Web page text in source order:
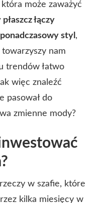
może zaważyć
płaszcz łączy
styl ,
nam
trendów łatwo
więc znaleźć
pasował do
zmienne mody?
w szafie, które
kilka miesięcy w